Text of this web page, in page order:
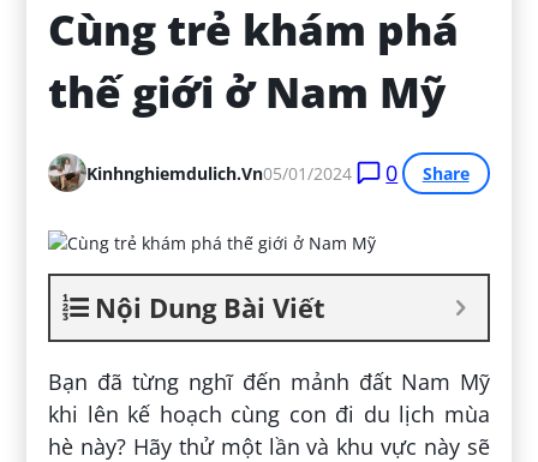
Cùng trẻ khám phá
thế giới ở Nam Mỹ
Kinhnghiemdulich.vn05/01/2024 0 Share
Nội Dung Bài Viết
Bạn đã từng nghĩ đến mảnh đất Nam Mỹ
khi lên kế hoạch cùng con đi du lịch mùa
hè này? Hãy thử một lần và khu vực này sẽ